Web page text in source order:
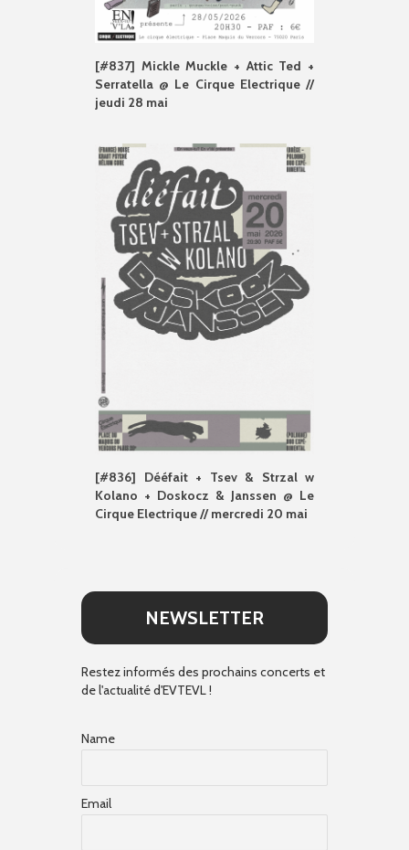
[#837] Mickle Muckle + Attic Ted +
Serratella @ Le Cirque Electrique //
jeudi 28 mai
[#836] Dééfait + Tsev & Strzal w
Kolano + Doskocz & Janssen @ Le
Cirque Electrique // mercredi 20 mai
NEWSLETTER
Restez informés des prochains concerts et
de l'actualité d'EVTEVL !
Name
Email